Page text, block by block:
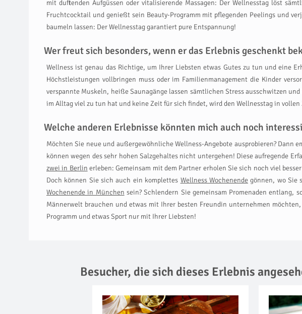
mit duftenden Aufgüssen oder vitalisierende Massagen: Der Wellnesstag löst
Fruchtcocktail und genießt sein Beauty-Programm mit pflegenden Peelings und
baumeln lassen: Der Wellnesstag garantiert pure Entspannung!
Wer freut sich besonders, wenn er das Erlebnis geschenkt
Wellness ist genau das Richtige, um Ihrer Liebsten etwas Gutes zu tun und eine
Höchstleistungen vollbringen muss oder im Familienmanagement die Kinder
verspannte Muskeln, heiße Saunagänge lassen sämtlichen Stress ausschwitzen
im Alltag viel zu tun hat und keine Zeit für sich findet, wird den Wellnesstag in vollen
Welche anderen Erlebnisse könnten mich auch noch
Möchten Sie neue und außergewöhnliche Wellness-Angebote ausprobieren? Dann
können wegen des sehr hohen Salzgehaltes nicht untergehen! Diese aufregende
zwei in Berlin erleben: Gemeinsam mit dem Partner erholen Sie sich noch viel
Doch können Sie sich auch ein komplettes Wellness Wochenendegönnen, wo Sie
Wochenende in München sein? Schlendern Sie gemeinsam Promenaden
Männerwelt brauchen und etwas mit Ihrer besten Freundin unternehmen
Programm und etwas Sport nur mit Ihrer Liebsten!
Besucher, die sich dieses Erlebnis